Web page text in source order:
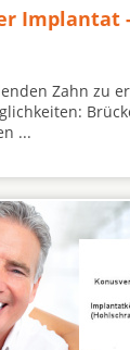
Implantat
Zahn zu
...